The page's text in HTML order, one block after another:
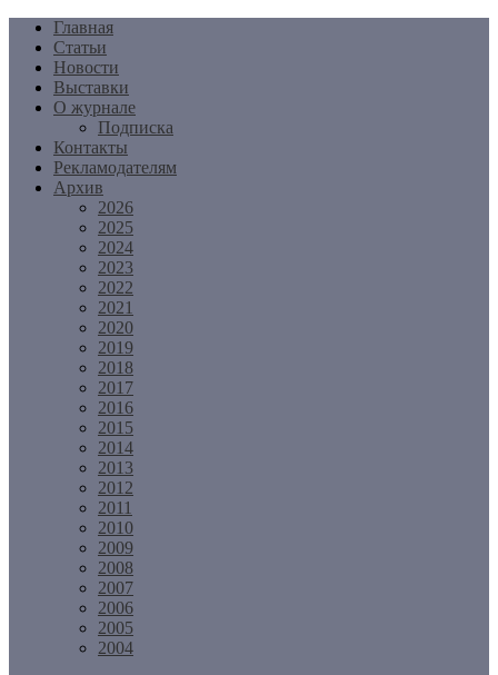
Перейти
содержимому
Главная
Статьи
Новости
Выставки
О журнале
Подписка
Контакты
Рекламодателям
Архив
2026
2025
2024
2023
2022
2021
2020
2019
2018
2017
2016
2015
2014
2013
2012
2011
2010
2009
2008
2007
2006
2005
2004